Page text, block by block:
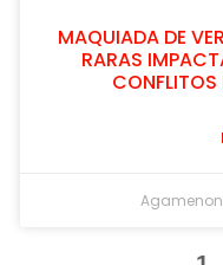
MAQUIADA DE
RARAS
CONFLITOS
Agamenon